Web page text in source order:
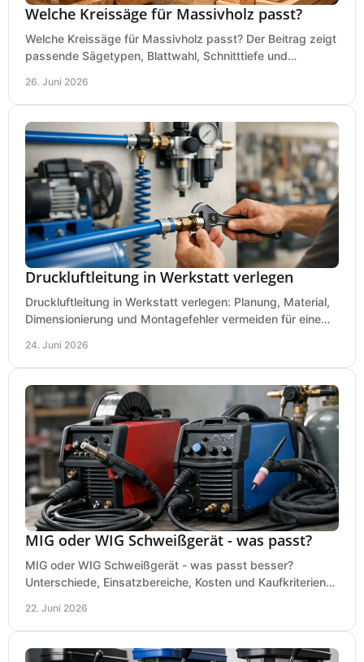
Welche Kreissäge für Massivholz passt?
Welche Kreissäge für Massivholz passt? Der Beitrag zeigt
passende Sägetypen, Blattwahl, Schnitttiefe und
26. Juni 2026
Druckluftleitung in Werkstatt verlegen
Druckluftleitung in Werkstatt verlegen: Planung, Material,
Dimensionierung und Montagefehler vermeiden für eine
24. Juni 2026
MIG oder WIG Schweißgerät - was passt?
MIG oder WIG Schweißgerät - was passt besser?
Unterschiede, Einsatzbereiche, Kosten und Kaufkriterien
22. Juni 2026